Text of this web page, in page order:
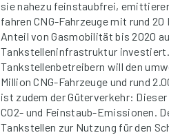
sie nahezu feinstaubfrei,
fahren CNG-Fahrzeuge mit rund
Anteil von Gasmobilität bis 2020
Tankstelleninfrastruktur
Tankstellenbetreibern will den
Million CNG-Fahrzeuge und rund
ist zudem der Güterverkehr:
CO2- und Feinstaub-Emissionen.
Tankstellen zur Nutzung für den